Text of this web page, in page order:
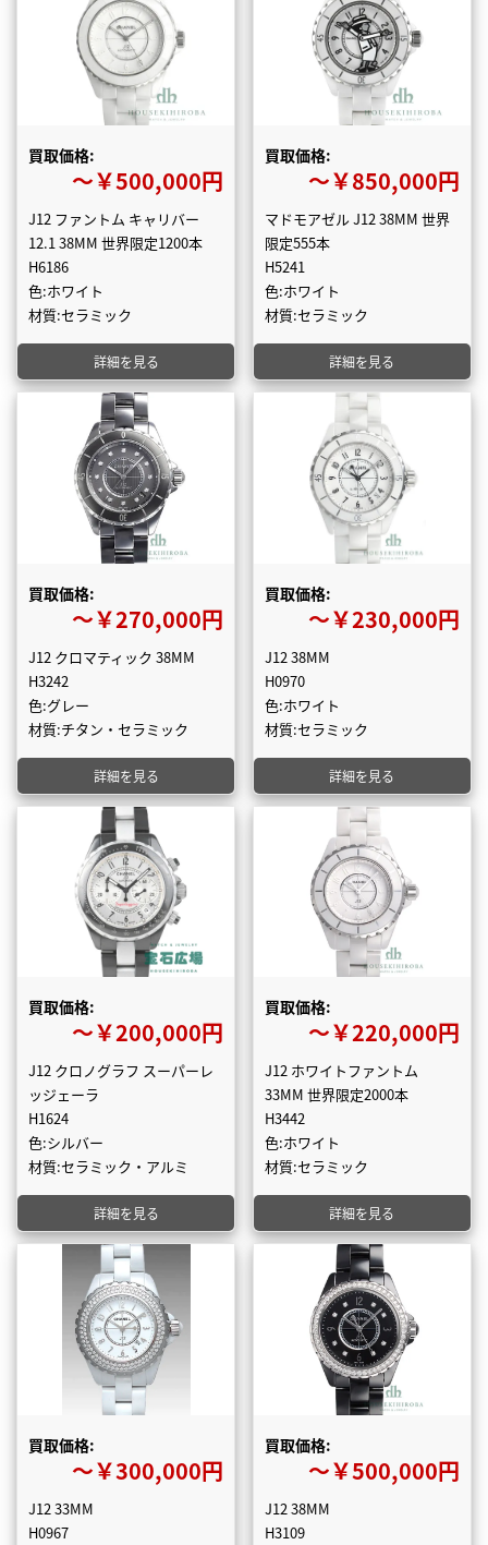
買取価格:
〜￥500,000円
J12 ファントム キャリバー
12.1 38MM 世界限定1200本
H6186
色:ホワイト
材質:セラミック
詳細を見る
買取価格:
〜￥850,000円
マドモアゼル J12 38MM 世界
限定555本
H5241
色:ホワイト
材質:セラミック
詳細を見る
買取価格:
〜￥270,000円
J12 クロマティック 38MM
H3242
色:グレー
材質:チタン・セラミック
詳細を見る
買取価格:
〜￥230,000円
J12 38MM
H0970
色:ホワイト
材質:セラミック
詳細を見る
買取価格:
〜￥200,000円
J12 クロノグラフ スーパーレ
ッジェーラ
H1624
色:シルバー
材質:セラミック・アルミ
詳細を見る
買取価格:
〜￥220,000円
J12 ホワイトファントム
33MM 世界限定2000本
H3442
色:ホワイト
材質:セラミック
詳細を見る
買取価格:
〜￥300,000円
J12 33MM
H0967
買取価格:
〜￥500,000円
J12 38MM
H3109